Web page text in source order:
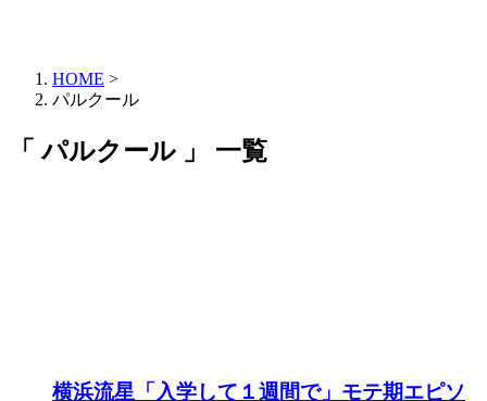
HOME >
パルクール
「 パルクール 」 一覧
横浜流星「入学して１週間で」モテ期エピソ